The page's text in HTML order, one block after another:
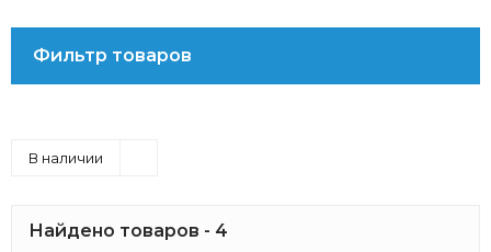
Фильтр товаров
В наличии
Найдено товаров - 4